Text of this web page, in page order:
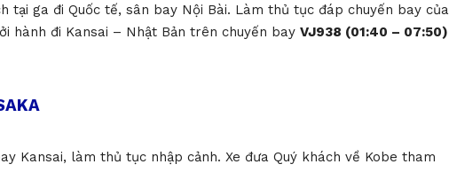
tại ga đi Quốc tế, sân bay Nội Bài. Làm thủ tục đáp chuyến bay của
hành đi Kansai – Nhật Bản trên chuyến bay VJ938 (01:40 – 07:50)
Kansai, làm thủ tục nhập cảnh. Xe đưa Quý khách về Kobe tham